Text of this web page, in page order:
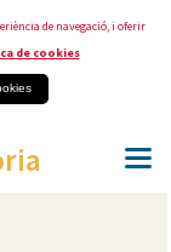
de navegació, i oferir
de cookies